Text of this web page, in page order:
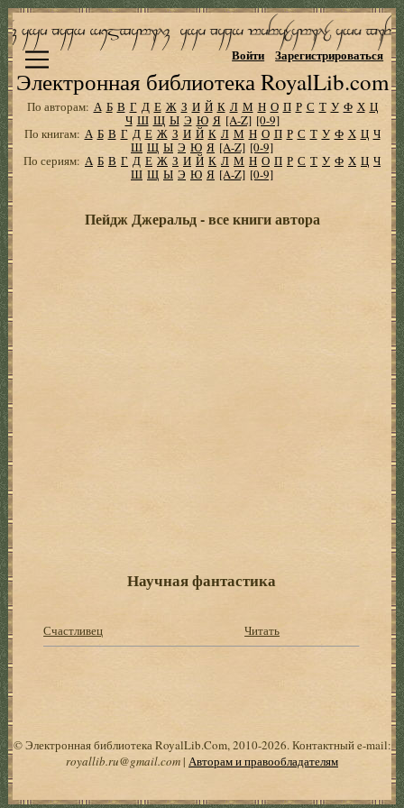
Электронная библиотека RoyalLib.com
Войти Зарегистрироваться
По авторам: А Б В Г Д Е Ж З И Й К Л М Н О П Р С Т У Ф Х Ц
Ч Ш Щ Ы Э Ю Я [A-Z] [0-9]
По книгам: А Б В Г Д Е Ж З И Й К Л М Н О П Р С Т У Ф Х Ц Ч
Ш Щ Ы Э Ю Я [A-Z] [0-9]
По сериям: А Б В Г Д Е Ж З И Й К Л М Н О П Р С Т У Ф Х Ц Ч
Ш Щ Ы Э Ю Я [A-Z] [0-9]
Пейдж Джеральд - все книги автора
Научная фантастика
Счастливец Читать
© Электронная библиотека RoyalLib.Com, 2010-2026. Контактный e-mail:
royallib.ru@gmail.com| Авторам и правообладателям